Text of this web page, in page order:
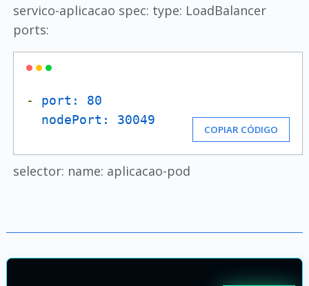
servico-aplicacao spec: type: LoadBalancer
ports:
- port:
80
nodePort:
30049
COPIAR CÓDIGO
selector: name: aplicacao-pod